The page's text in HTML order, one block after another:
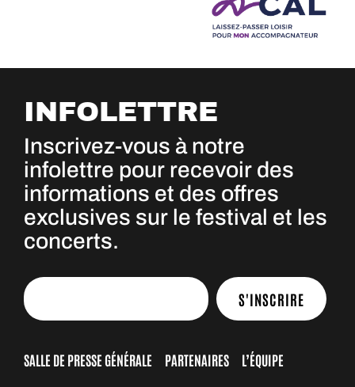
INFOLETTRE
Inscrivez-vous à notre
infolettre pour recevoir des
informations et des offres
exclusives sur le festival et les
concerts.
S'INSCRIRE
SALLE DE PRESSE GÉNÉRALE PARTENAIRES L’ÉQUIPE